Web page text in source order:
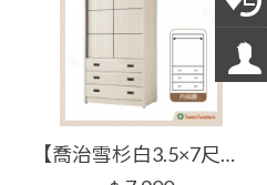
【喬治雪杉白3.5×7尺推門衣櫥】【2026-H221-1】【添興家具】